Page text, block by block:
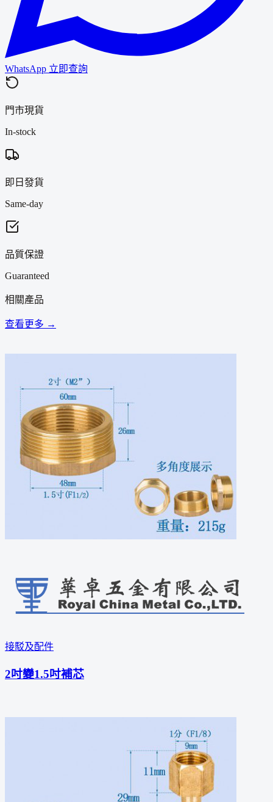
WhatsApp 立即查詢
門市現貨
In-stock
即日發貨
Same-day
品質保證
Guaranteed
相關產品
查看更多 →
接駁及配件
2吋變1.5吋補芯